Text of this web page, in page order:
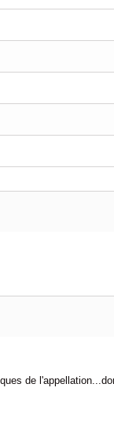
de